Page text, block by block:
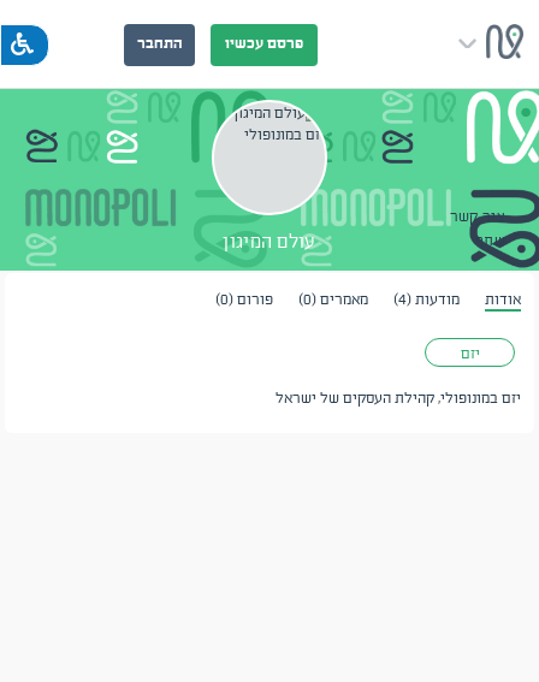
פרסם עכשיו התחבר
צור קשר
שתף
עולם המיגון
אודות מודעות (4) מאמרים (0) פורום (0)
יזם
יזם במונופולי, קהילת העסקים של ישראל